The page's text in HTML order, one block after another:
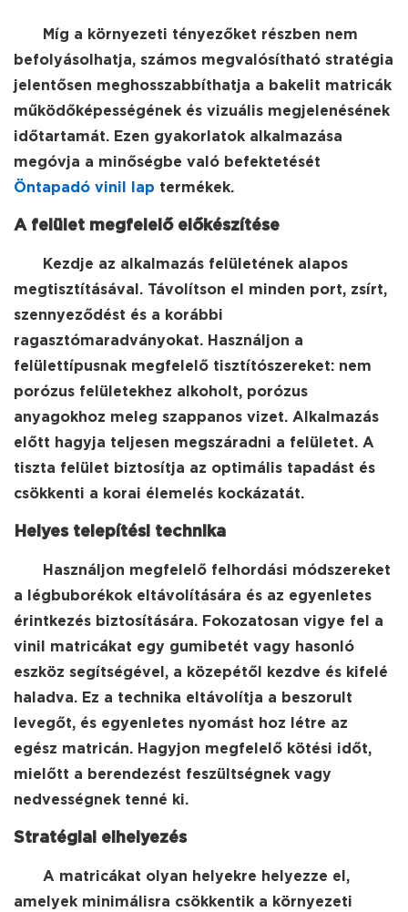
Míg a környezeti tényezőket részben nem
befolyásolhatja, számos megvalósítható stratégia
jelentősen meghosszabbíthatja a bakelit matricák
működőképességének és vizuális megjelenésének
időtartamát. Ezen gyakorlatok alkalmazása
megóvja a minőségbe való befektetését
Öntapadó vinil lap termékek.
A felület megfelelő előkészítése
Kezdje az alkalmazás felületének alapos
megtisztításával. Távolítson el minden port, zsírt,
szennyeződést és a korábbi
ragasztómaradványokat. Használjon a
felülettípusnak megfelelő tisztítószereket: nem
porózus felületekhez alkoholt, porózus
anyagokhoz meleg szappanos vizet. Alkalmazás
előtt hagyja teljesen megszáradni a felületet. A
tiszta felület biztosítja az optimális tapadást és
csökkenti a korai élemelés kockázatát.
Helyes telepítési technika
Használjon megfelelő felhordási módszereket
a légbuborékok eltávolítására és az egyenletes
érintkezés biztosítására. Fokozatosan vigye fel a
vinil matricákat egy gumibetét vagy hasonló
eszköz segítségével, a közepétől kezdve és kifelé
haladva. Ez a technika eltávolítja a beszorult
levegőt, és egyenletes nyomást hoz létre az
egész matricán. Hagyjon megfelelő kötési időt,
mielőtt a berendezést feszültségnek vagy
nedvességnek tenné ki.
Stratégiai elhelyezés
A matricákat olyan helyekre helyezze el,
amelyek minimálisra csökkentik a környezeti